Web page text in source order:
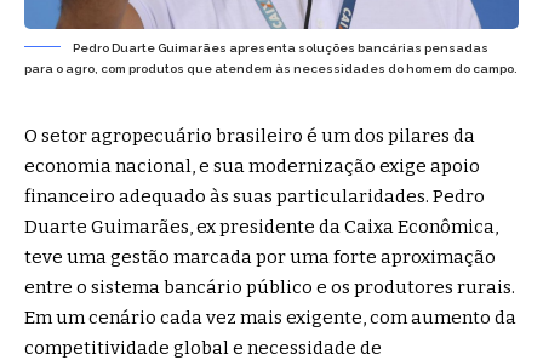
Pedro Duarte Guimarães apresenta soluções bancárias pensadas
para o agro, com produtos que atendem às necessidades do homem do campo.
O setor agropecuário brasileiro é um dos pilares da
economia nacional, e sua modernização exige apoio
financeiro adequado às suas particularidades. Pedro
Duarte Guimarães , ex presidente da Caixa Econômica,
teve uma gestão marcada por uma forte aproximação
entre o sistema bancário público e os produtores rurais.
Em um cenário cada vez mais exigente, com aumento da
competitividade global e necessidade de